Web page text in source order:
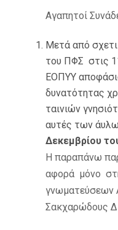
Αγαπητοί
Μετά από
του ΠΦΣ στις
ΕΟΠΥΥ
δυνατότητας
ταινιών
αυτές των
Δεκεμβρίου
Η παραπάνω
αφορά μόνο
γνωματεύσεων
Σακχαρώδους